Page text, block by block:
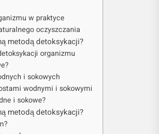
w praktyce
oczyszczania
metodą detoksykacji?
organizmu
i sokowych
wodnymi i sokowymi
i sokowe?
metodą detoksykacji?